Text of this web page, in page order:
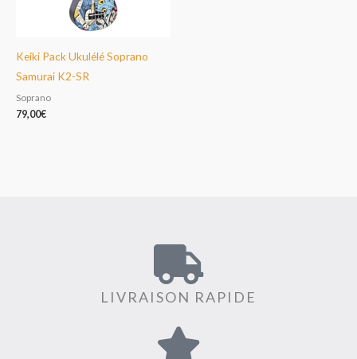
Keiki Pack Ukulélé Soprano
Samurai K2-SR
Soprano
79,00€
LIVRAISON RAPIDE